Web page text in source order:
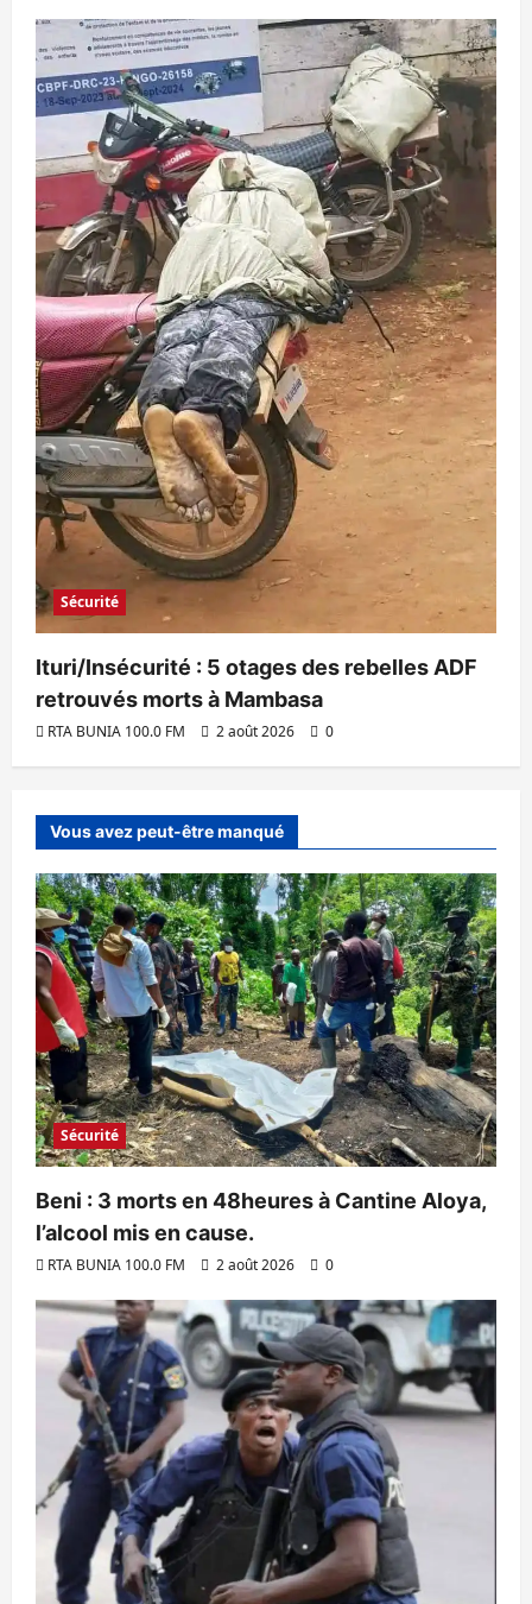
Sécurité
Ituri/Insécurité : 5 otages des rebelles ADF
retrouvés morts à Mambasa
RTA BUNIA 100.0 FM 2 août 2026 0
Vous avez peut-être manqué
Sécurité
Beni : 3 morts en 48heures à Cantine Aloya,
l’alcool mis en cause.
RTA BUNIA 100.0 FM 2 août 2026 0